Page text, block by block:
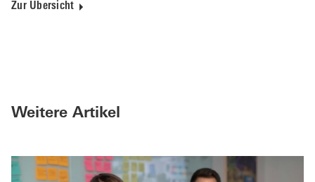
Zur Übersicht
Weitere Artikel